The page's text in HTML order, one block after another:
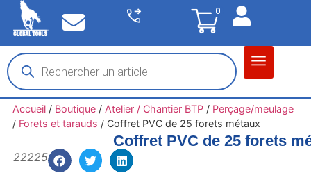
0
Accueil/ Boutique/ Atelier / Chantier BTP/ Perçage/meulage
/ Forets et tarauds / Coffret PVC de 25 forets métaux
Coffret PVC de 25 forets
22225